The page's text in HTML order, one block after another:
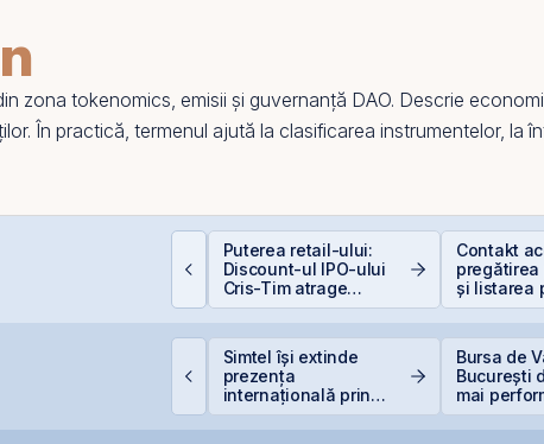
zona tokenomics, emisii și guvernanță DAO. Descrie
În practică, termenul ajută la clasificarea instrumentelor, la
Puterea retail-ului:
Discount-ul IPO-ului
Cris-Tim atrage
subscrieri de peste 2
a companiei
Contakt
pregătirea
și listarea
AeRO a
Simtel își extinde
prezența
internațională prin
Bursa de
București
mai